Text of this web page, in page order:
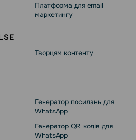
Платформа для email
маркетингу
Творцям контенту
Генератор посилань для
WhatsApp
Генератор QR-кодів для
WhatsApp